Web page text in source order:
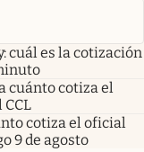
cuál es la cotización
cuánto cotiza el
cotiza el oficial
9 de agosto